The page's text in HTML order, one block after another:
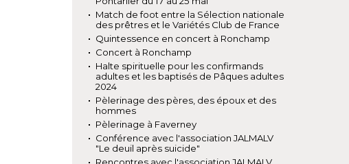
Match de foot entre la Sélection nationale
des prêtres et le Variétés Club de France
Quintessence en concert à Ronchamp
Concert à Ronchamp
Halte spirituelle pour les confirmands
adultes et les baptisés de Pâques adultes
2024
Pèlerinage des pères, des époux et des
hommes
Pèlerinage à Faverney
Conférence avec l'association JALMALV
"Le deuil après suicide"
Rencontres avec l'association JALMALV